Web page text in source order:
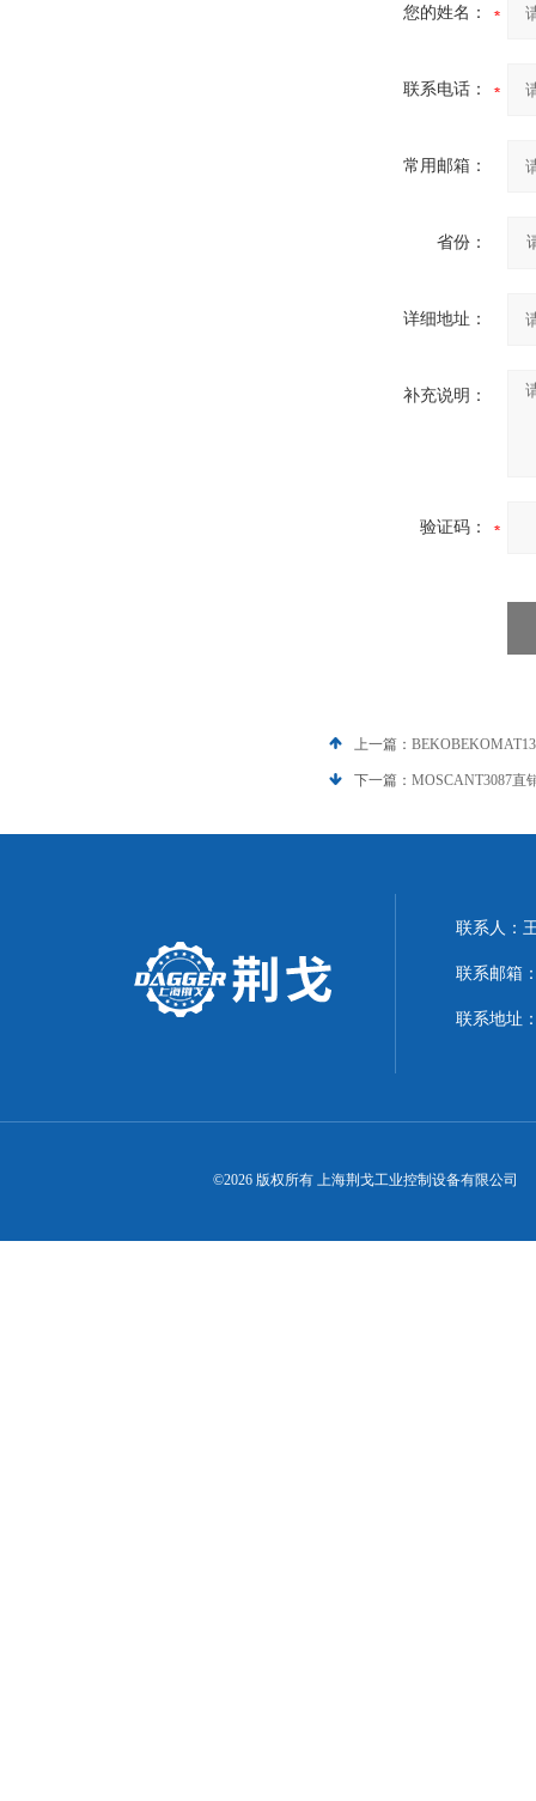
您的姓名：
联系电话：
常用邮箱：
省份：
详细地址：
补充说明：
验证码：
上一篇：
下一篇： MOSCANT3087直
联系人：
联系邮箱
联系地址
©2026 版权所有 上海荆戈工业控制设备有限公司